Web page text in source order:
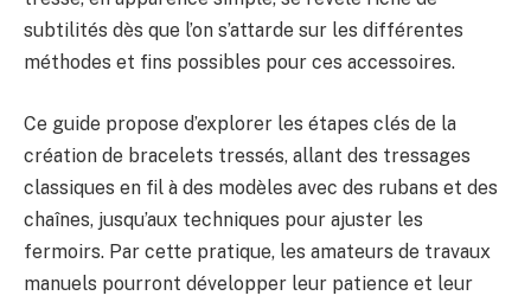
subtilités dès que l’on s’attarde sur les différentes
méthodes et fins possibles pour ces accessoires.
Ce guide propose d’explorer les étapes clés de la
création de bracelets tressés, allant des tressages
classiques en fil à des modèles avec des rubans et des
chaînes, jusqu’aux techniques pour ajuster les
fermoirs. Par cette pratique, les amateurs de travaux
manuels pourront développer leur patience et leur